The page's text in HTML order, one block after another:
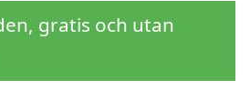
gratis och utan